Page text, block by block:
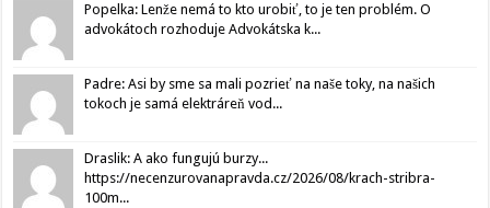
Popelka: Lenže nemá to kto urobiť, to je ten problém. O
advokátoch rozhoduje Advokátska k...
Padre: Asi by sme sa mali pozrieť na naše toky, na našich
tokoch je samá elektráreň vod...
Draslik: A ako fungujú burzy...
https://necenzurovanapravda.cz/2026/08/krach-stribra-
100m...